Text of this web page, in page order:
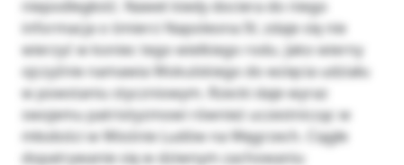
niepodległość. Nawet kiedy dociera do niego
informacja o śmierci Napoleona IV, zdaje się nie
wierzyć w koniec tego wielkiego rodu. Jako wierny
ojczyźnie namawia Wokulskiego do wzięcia udziału
w powstaniu styczniowym. Rzecki daje wyraz
swojemu patriotyzmowi również uczestnicząc w
młodości w Wiośnie Ludów na Węgrzech. Ciągłe
dopatrywanie się w dziwnym zachowaniu